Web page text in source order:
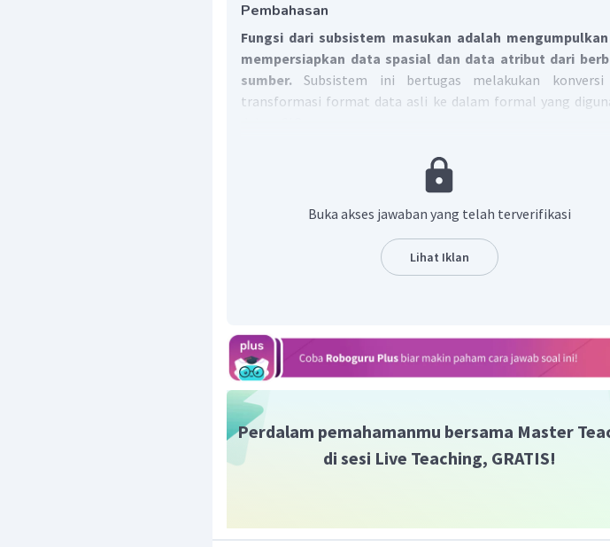
Pembahasan
Fungsi dari subsistem masukan adalah
mempersiapkan data spasial dan data atribut dari
sumber.Subsistem ini bertugas melakukan konversi
transformasi format data asli ke dalam formal yang
Berdasarkan pembahasan di atas, jawaban yang tepat
Buka akses jawaban yang telah terverifikasi
Lihat Iklan
Perdalam pemahamanmu bersama Master
di sesi Live Teaching, GRATIS!